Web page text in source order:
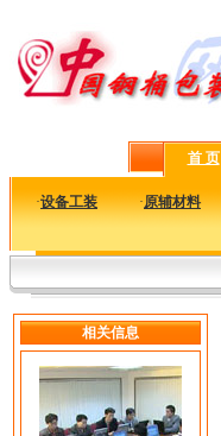
首 页
·设备工装 ·原辅材料
相关信息